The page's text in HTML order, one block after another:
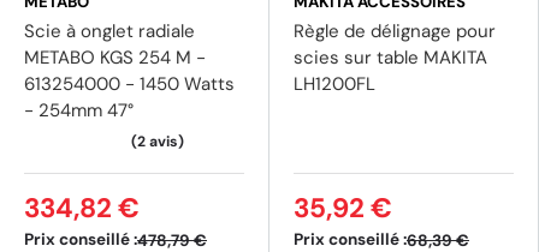
(3 avis)
Scie à onglet radiale
METABO KGS 254 M -
613254000 - 1450 Watts
- 254mm 47°
Prix conseillé :478,79 €
334,82 €
Règle de délignage pour
scies sur table MAKITA
LH1200FL
Prix conseillé :68,39 €
35,92 €